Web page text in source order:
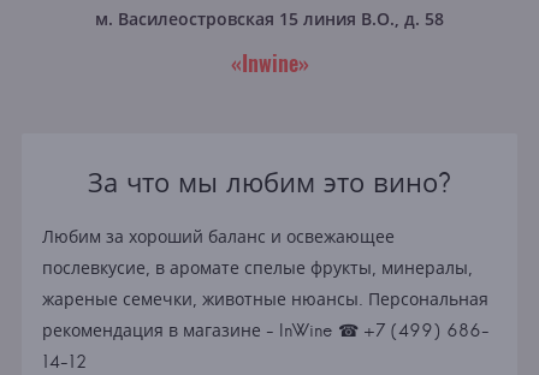
м. Василеостровская 15 линия В.О., д. 58
«Inwine»
За что мы любим это вино?
Любим за хороший баланс и освежающее
послевкусие, в аромате спелые фрукты, минералы,
жареные семечки, животные нюансы. Персональная
рекомендация в магазине - InWine ☎ +7 (499) 686-
14-12